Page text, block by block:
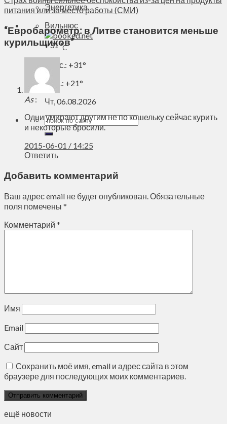
Энергетика
Вильнюс
+31°C
Макс.: +31°
Мин.: +21°
Чт, 06.08.2026
питания или за место работы (СМИ)
“Евробарометр: в Литве становится меньше
курильщиков”
As :
Одни умирают другим не по кошельку сейчас курить
и некоторые бросили.
2015-06-01 / 14:25
Ответить
Добавить комментарий
Ваш адрес email не будет опубликован. Обязательные
поля помечены *
Комментарий *
Имя
Email
Сайт
Сохранить моё имя, email и адрес сайта в этом
браузере для последующих моих комментариев.
ещё новости